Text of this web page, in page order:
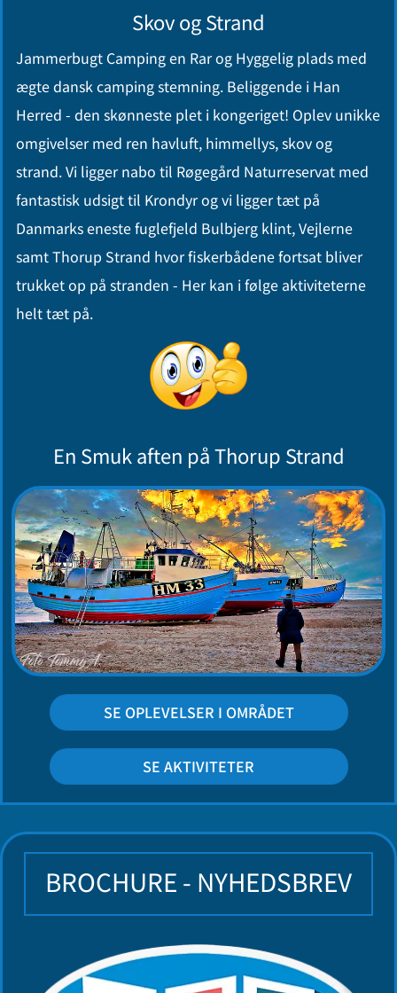
Skov og Strand
Jammerbugt Camping en Rar og Hyggelig plads med
ægte dansk camping stemning. Beliggende i Han
Herred - den skønneste plet i kongeriget! Oplev unikke
omgivelser med ren havluft, himmellys, skov og
strand. Vi ligger nabo til Røgegård Naturreservat med
fantastisk udsigt til Krondyr og vi ligger tæt på
Danmarks eneste fuglefjeld Bulbjerg klint, Vejlerne
samt Thorup Strand hvor fiskerbådene fortsat bliver
trukket op på stranden - Her kan i følge aktiviteterne
helt tæt på.
En Smuk aften på Thorup Strand
SE OPLEVELSER I OMRÅDET
SE AKTIVITETER
BROCHURE - NYHEDSBREV